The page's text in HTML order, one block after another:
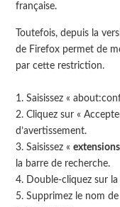
française.
Toutefois, depuis la
de Firefox permet de
par cette restriction.
Saisissez «
Cliquez sur «
d’avertissement.
Saisissez «
la barre de recherche.
Double-cliquez sur
Supprimez le nom